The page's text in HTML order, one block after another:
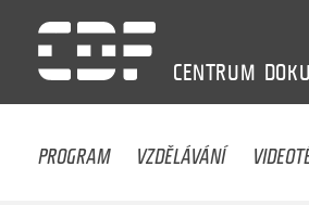
CENTRUM
PROGRAM VZDĚLÁVÁNÍ